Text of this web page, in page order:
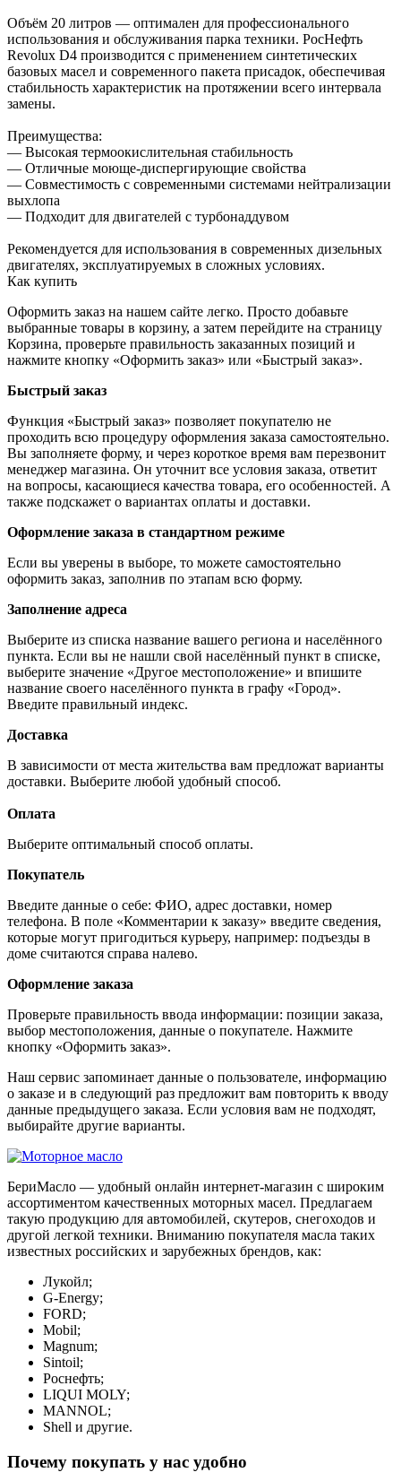
Объём 20 литров — оптимален для профессионального
использования и обслуживания парка техники. РосНефть
Revolux D4 производится с применением синтетических
базовых масел и современного пакета присадок, обеспечивая
стабильность характеристик на протяжении всего интервала
замены.
Преимущества:
— Высокая термоокислительная стабильность
— Отличные моюще-диспергирующие свойства
— Совместимость с современными системами нейтрализации
выхлопа
— Подходит для двигателей с турбонаддувом
Рекомендуется для использования в современных дизельных
двигателях, эксплуатируемых в сложных условиях.
Как купить
Оформить заказ на нашем сайте легко. Просто добавьте
выбранные товары в корзину, а затем перейдите на страницу
Корзина, проверьте правильность заказанных позиций и
нажмите кнопку «Оформить заказ» или «Быстрый заказ».
Быстрый заказ
Функция «Быстрый заказ» позволяет покупателю не
проходить всю процедуру оформления заказа самостоятельно.
Вы заполняете форму, и через короткое время вам перезвонит
менеджер магазина. Он уточнит все условия заказа, ответит
на вопросы, касающиеся качества товара, его особенностей. А
также подскажет о вариантах оплаты и доставки.
Оформление заказа в стандартном режиме
Если вы уверены в выборе, то можете самостоятельно
оформить заказ, заполнив по этапам всю форму.
Заполнение адреса
Выберите из списка название вашего региона и населённого
пункта. Если вы не нашли свой населённый пункт в списке,
выберите значение «Другое местоположение» и впишите
название своего населённого пункта в графу «Город».
Введите правильный индекс.
Доставка
В зависимости от места жительства вам предложат варианты
доставки. Выберите любой удобный способ.
Оплата
Выберите оптимальный способ оплаты.
Покупатель
Введите данные о себе: ФИО, адрес доставки, номер
телефона. В поле «Комментарии к заказу» введите сведения,
которые могут пригодиться курьеру, например: подъезды в
доме считаются справа налево.
Оформление заказа
Проверьте правильность ввода информации: позиции заказа,
выбор местоположения, данные о покупателе. Нажмите
кнопку «Оформить заказ».
Наш сервис запоминает данные о пользователе, информацию
о заказе и в следующий раз предложит вам повторить к вводу
данные предыдущего заказа. Если условия вам не подходят,
выбирайте другие варианты.
БериМасло — удобный онлайн интернет-магазин с широким
ассортиментом качественных моторных масел. Предлагаем
такую продукцию для автомобилей, скутеров, снегоходов и
другой легкой техники. Вниманию покупателя масла таких
известных российских и зарубежных брендов, как:
Лукойл;
G-Energy;
FORD;
Mobil;
Magnum;
Sintoil;
Роснефть;
LIQUI MOLY;
MANNOL;
Shell и другие.
Почему покупать у нас удобно